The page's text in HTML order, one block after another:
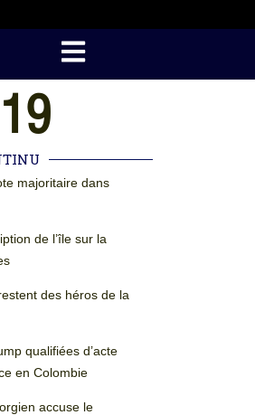
majoritaire dans
de l’île sur la
des héros de la
qualifiées d’acte
en Colombie
accuse le